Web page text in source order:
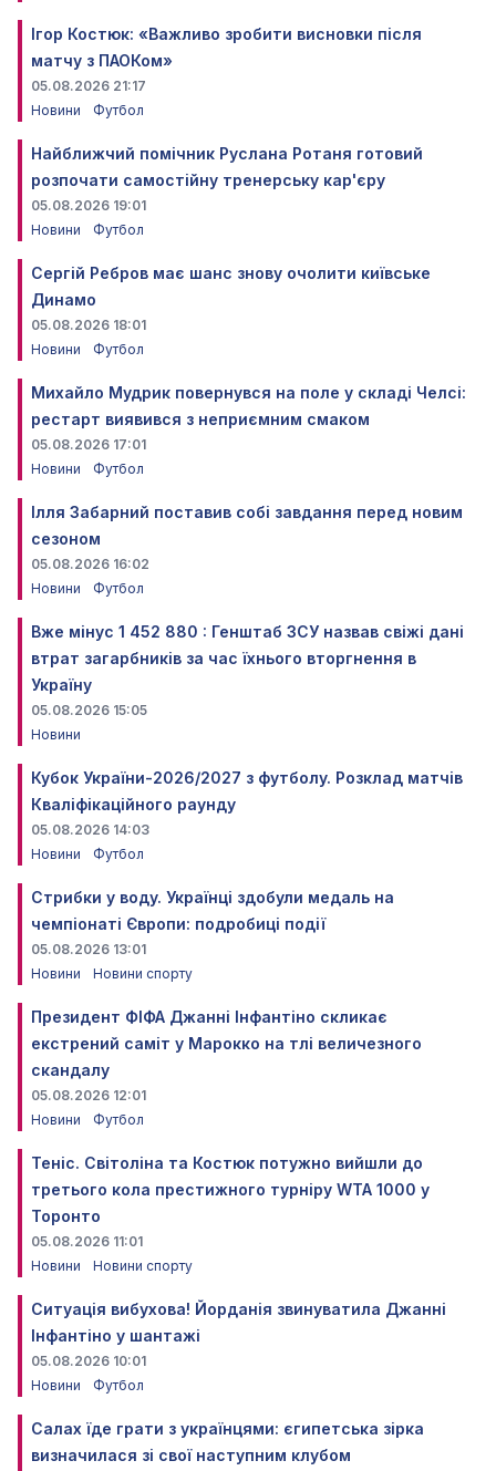
Ігор Костюк: «Важливо зробити висновки після
матчу з ПАОКом»
05.08.2026 21:17
Новини
Футбол
Найближчий помічник Руслана Ротаня готовий
розпочати самостійну тренерську кар'єру
05.08.2026 19:01
Новини
Футбол
Сергій Ребров має шанс знову очолити київське
Динамо
05.08.2026 18:01
Новини
Футбол
Михайло Мудрик повернувся на поле у складі Челсі:
рестарт виявився з неприємним смаком
05.08.2026 17:01
Новини
Футбол
Ілля Забарний поставив собі завдання перед новим
сезоном
05.08.2026 16:02
Новини
Футбол
Вже мінус 1 452 880 : Генштаб ЗСУ назвав свіжі дані
втрат загарбників за час їхнього вторгнення в
Україну
05.08.2026 15:05
Новини
Кубок України-2026/2027 з футболу. Розклад матчів
Кваліфікаційного раунду
05.08.2026 14:03
Новини
Футбол
Стрибки у воду. Українці здобули медаль на
чемпіонаті Європи: подробиці події
05.08.2026 13:01
Новини
Новини спорту
Президент ФІФА Джанні Інфантіно скликає
екстрений саміт у Марокко на тлі величезного
скандалу
05.08.2026 12:01
Новини
Футбол
Теніс. Світоліна та Костюк потужно вийшли до
третього кола престижного турніру WTA 1000 у
Торонто
05.08.2026 11:01
Новини
Новини спорту
Ситуація вибухова! Йорданія звинуватила Джанні
Інфантіно у шантажі
05.08.2026 10:01
Новини
Футбол
Салах їде грати з українцями: єгипетська зірка
визначилася зі свої наступним клубом